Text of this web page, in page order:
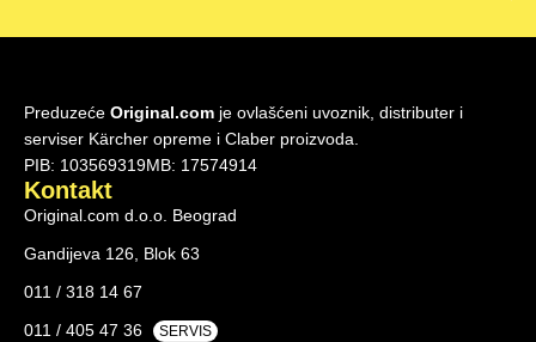
Preduzeće Original.com je ovlašćeni uvoznik, distributer i
serviser Kärcher opreme i Claber proizvoda.
PIB: 103569319MB: 17574914
Kontakt
Original.com d.o.o. Beograd
Gandijeva 126, Blok 63
011 / 318 14 67
011 / 405 47 36
SERVIS